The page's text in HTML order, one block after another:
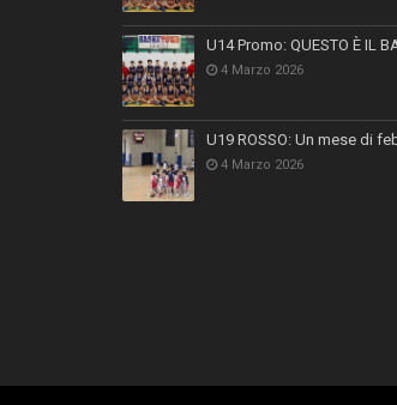
U14 Promo: QUESTO È IL
4 Marzo 2026
U19 ROSSO: Un mese di
4 Marzo 2026